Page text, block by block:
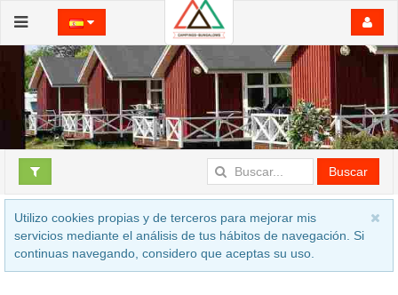
Buscar
Utilizo cookies propias y de terceros para mejorar mis
servicios mediante el análisis de tus hábitos de navegación. Si
continuas navegando, considero que aceptas su uso.